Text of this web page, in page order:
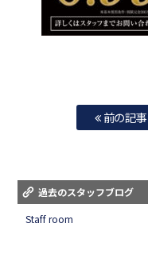
前の記事
過去のスタッフブログ
Staff room